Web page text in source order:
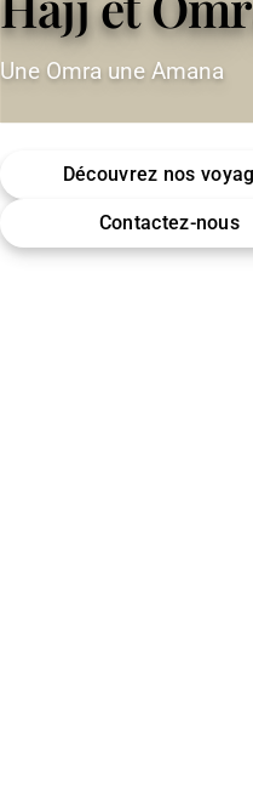
Une Omra une Amana
Découvrez nos
Contactez-nous
Omra (Umrah) · Hajj
Encadrement &